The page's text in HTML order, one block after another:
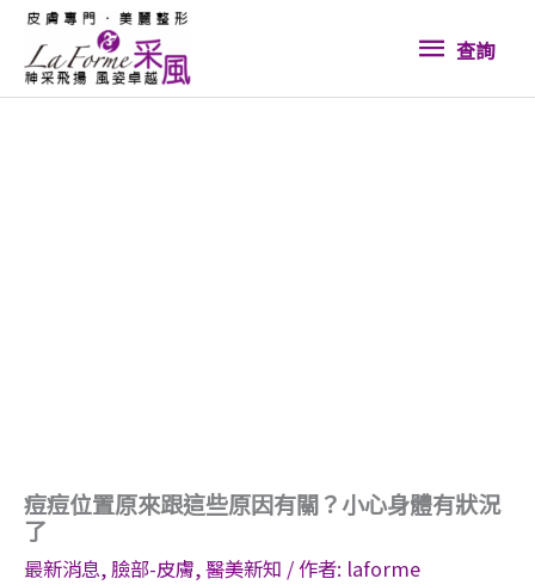
查
詢
查詢
痘痘位置原來跟這些原因有關？小心身體有狀況
了
最新消息,臉部-皮膚,醫美新知 / 作者: laforme